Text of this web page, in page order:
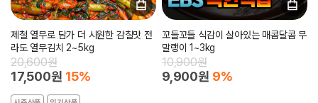
제철 열무로 담가 더 시원한 감칠맛 전
라도 열무김치 2~5kg
20,600원
17,500원 15%
꼬들꼬들 식감이 살아있는 매콤달콤 무
말랭이 1~3kg
10,900원
9,900원 9%